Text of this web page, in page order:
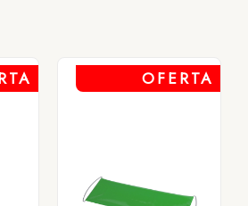
OFERTA